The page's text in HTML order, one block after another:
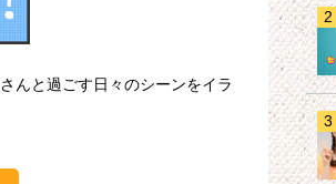
んと過ごす日々のシーンをイラ
2
3